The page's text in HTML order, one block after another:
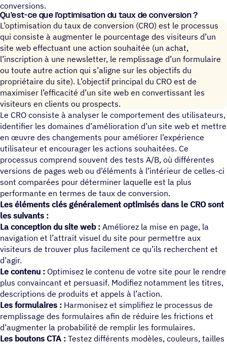
conversions.
Qu’est-ce que l’optimisation du taux de conversion ?
L’optimisation du taux de conversion (CRO) est le processus
qui consiste à augmenter le pourcentage des visiteurs d’un
site web effectuant une action souhaitée (un achat,
l’inscription à une newsletter, le remplissage d’un formulaire
ou toute autre action qui s’aligne sur les objectifs du
propriétaire du site). L’objectif principal du CRO est de
maximiser l’efficacité d’un site web en convertissant les
visiteurs en clients ou prospects.
Le CRO consiste à analyser le comportement des utilisateurs,
identifier les domaines d’amélioration d’un site web et mettre
en œuvre des changements pour améliorer l’expérience
utilisateur et encourager les actions souhaitées. Ce
processus comprend souvent des tests A/B, où différentes
versions de pages web ou d’éléments à l’intérieur de celles-ci
sont comparées pour déterminer laquelle est la plus
performante en termes de taux de conversion.
Les éléments clés généralement optimisés dans le CRO sont
les suivants :
La conception du site web : Améliorez la mise en page, la
navigation et l’attrait visuel du site pour permettre aux
visiteurs de trouver plus facilement ce qu’ils recherchent et
d’agir.
Le contenu : Optimisez le contenu de votre site pour le rendre
plus convaincant et persuasif. Modifiez notamment les titres,
descriptions de produits et appels à l’action.
Les formulaires : Harmonisez et simplifiez le processus de
remplissage des formulaires afin de réduire les frictions et
d’augmenter la probabilité de remplir les formulaires.
Les boutons CTA : Testez différents modèles, couleurs, tailles